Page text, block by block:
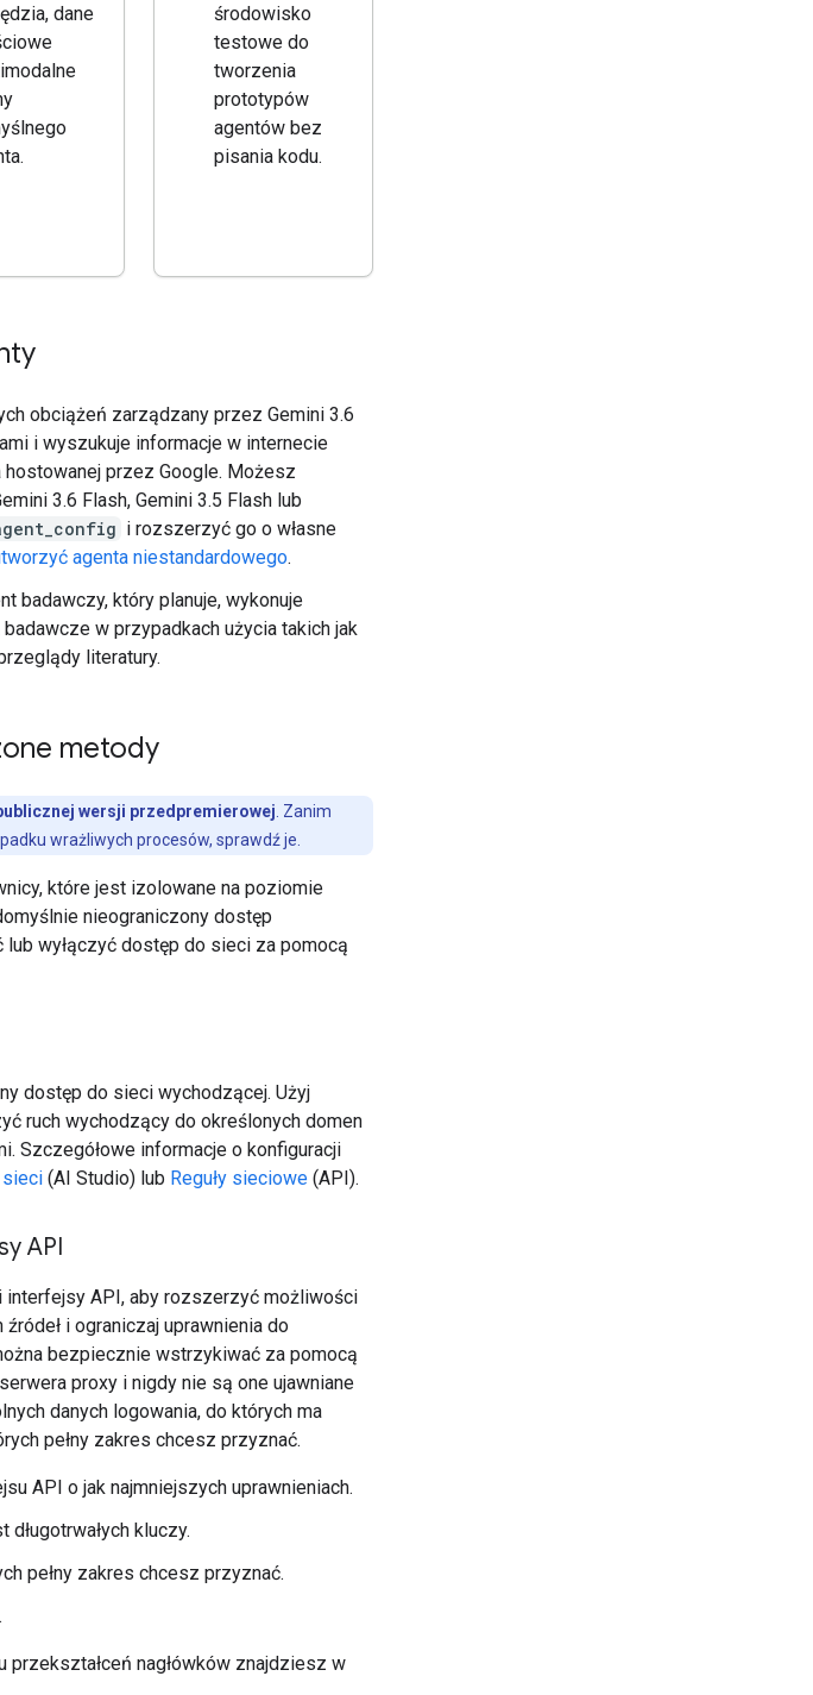
dane
środowisko
testowe do
tworzenia
prototypów
agentów bez
pisania kodu.
obciążeń zarządzany przez Gemini 3.6
i wyszukuje informacje w internecie
przez Google. Możesz
3.6 Flash, Gemini 3.5 Flash lub
i rozszerzyć go o własne
agenta niestandardowego.
badawczy, który planuje, wykonuje
w przypadkach użycia takich jak
literatury.
metody
wersji przedpremierowej . Zanim
wrażliwych procesów, sprawdź je.
które jest izolowane na poziomie
nieograniczony dostęp
wyłączyć dostęp do sieci za pomocą
dostęp do sieci wychodzącej. Użyj
ruch wychodzący do określonych domen
Szczegółowe informacje o konfiguracji
sieci (AI Studio) lub Reguły sieciowe (API).
API
API, aby rozszerzyć możliwości
i ograniczaj uprawnienia do
bezpiecznie wstrzykiwać za pomocą
proxy i nigdy nie są one ujawniane
danych logowania, do których ma
pełny zakres chcesz przyznać.
API o jak najmniejszych uprawnieniach.
kluczy.
pełny zakres chcesz przyznać.
przekształceń nagłówków znajdziesz w